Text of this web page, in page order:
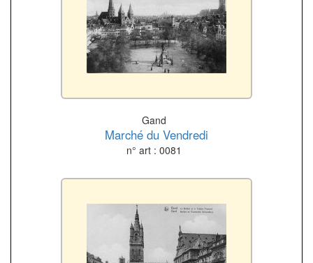
Gand
Marché du Vendredi
n° art : 0081